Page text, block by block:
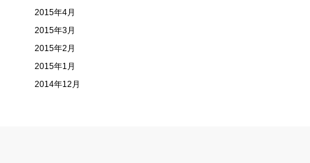
2015年4月
2015年3月
2015年2月
2015年1月
2014年12月